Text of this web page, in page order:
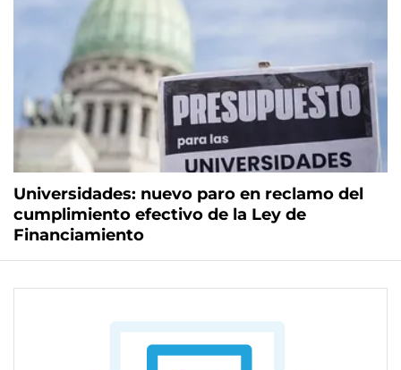
Universidades: nuevo paro en reclamo del
cumplimiento efectivo de la Ley de
Financiamiento